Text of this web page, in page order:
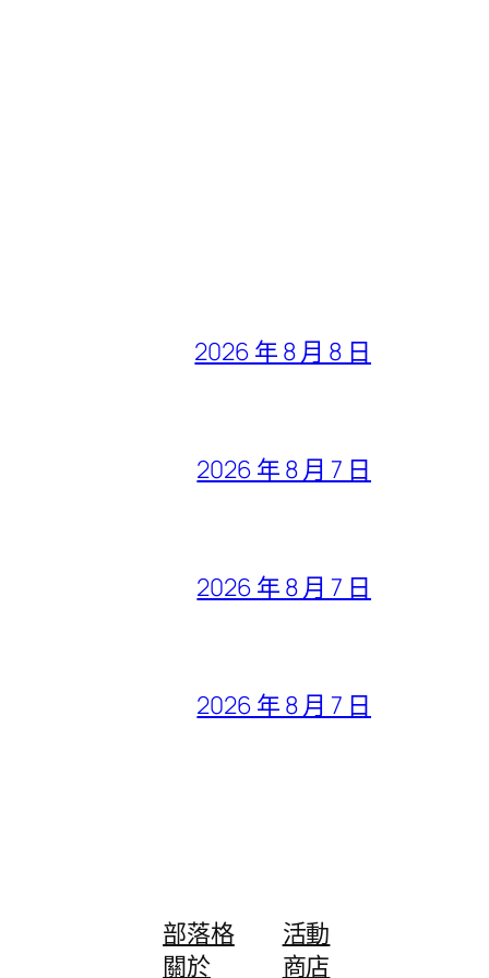
2026 年 8 月 8 日
2026 年 8 月 7 日
2026 年 8 月 7 日
2026 年 8 月 7 日
部落格
關於
活動
商店